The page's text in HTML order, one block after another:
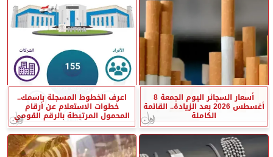
أسعار السجائر اليوم الجمعة 8
أغسطس 2026 بعد الزيادة.. القائمة
الكاملة
اعرف الخطوط المسجلة باسمك..
خطوات الاستعلام عن أرقام
المحمول المرتبطة بالرقم القومي